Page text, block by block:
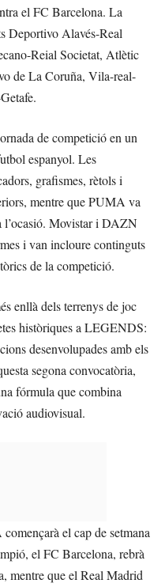
el FC Barcelona. La
Deportivo Alavés-Real
Reial Societat, Atlètic
de La Coruña, Vila-real-
de competició en un
espanyol. Les
grafismes, rètols i
mentre que PUMA va
l’ocasió. Movistar i DAZN
i van incloure continguts
de la competició.
enllà dels terrenys de joc
històriques a LEGENDS:
desenvolupades amb els
segona convocatòria,
fórmula que combina
audiovisual.
el cap de setmana
el FC Barcelona, rebrà
mentre que el Real Madrid